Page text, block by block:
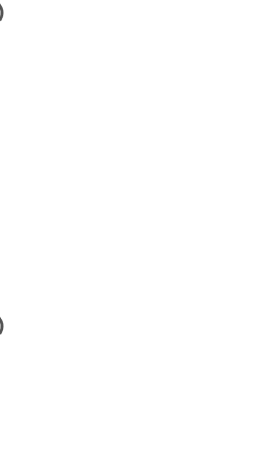
str.: 5000 Info čip: 100% new čip Barva: žlutá